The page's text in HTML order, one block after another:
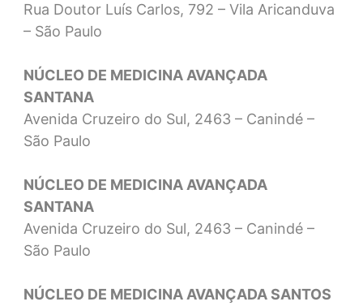
Rua Doutor Luís Carlos, 792 – Vila Aricanduva
– São Paulo
NÚCLEO DE MEDICINA AVANÇADA
SANTANA
Avenida Cruzeiro do Sul, 2463 – Canindé –
São Paulo
NÚCLEO DE MEDICINA AVANÇADA
SANTANA
Avenida Cruzeiro do Sul, 2463 – Canindé –
São Paulo
NÚCLEO DE MEDICINA AVANÇADA SANTOS